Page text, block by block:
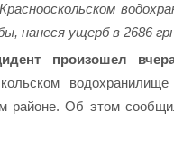
нанеся ущерб в 2686
произошел
районе. Об этом